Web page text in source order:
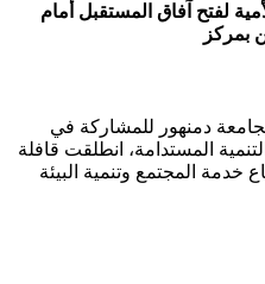
لفتح آفاق المستقبل أمام
بمركز
دمنهور للمشاركة في
المستدامة، انطلقت قافلة
خدمة المجتمع وتنمية البيئة